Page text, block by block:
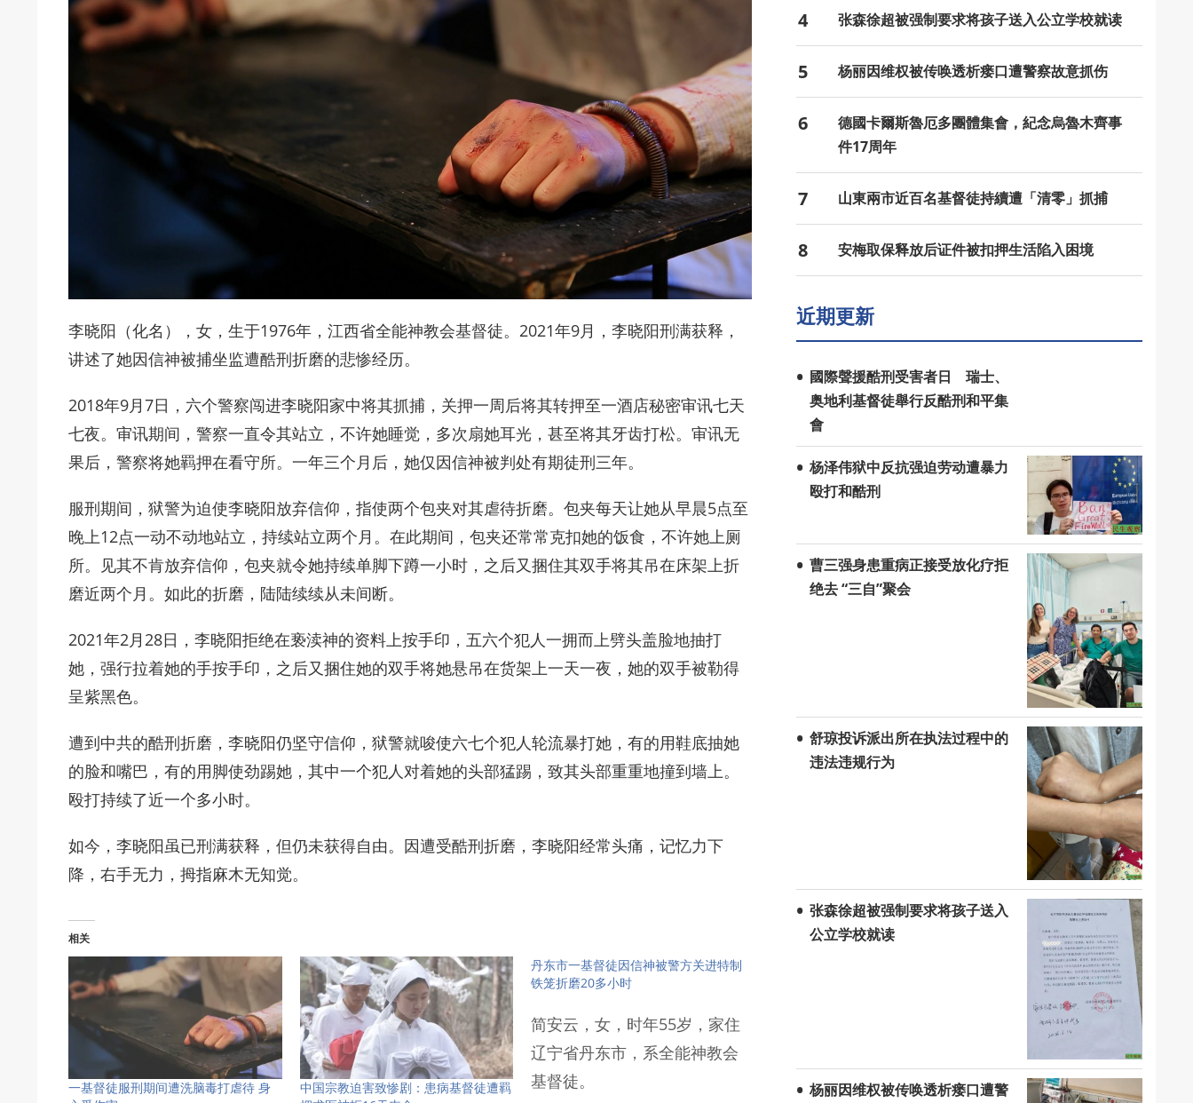
李晓阳（化名），女，生于1976年，江西省全能神教会基督徒。2021年9月，李晓阳刑满获释，
讲述了她因信神被捕坐监遭酷刑折磨的悲惨经历。
2018年9月7日，六个警察闯进李晓阳家中将其抓捕，关押一周后将其转押至一酒店秘密审讯七天
七夜。审讯期间，警察一直令其站立，不许她睡觉，多次扇她耳光，甚至将其牙齿打松。审讯无
果后，警察将她羁押在看守所。一年三个月后，她仅因信神被判处有期徒刑三年。
服刑期间，狱警为迫使李晓阳放弃信仰，指使两个包夹对其虐待折磨。包夹每天让她从早晨5点至
晚上12点一动不动地站立，持续站立两个月。在此期间，包夹还常常克扣她的饭食，不许她上厕
所。见其不肯放弃信仰，包夹就令她持续单脚下蹲一小时，之后又捆住其双手将其吊在床架上折
磨近两个月。如此的折磨，陆陆续续从未间断。
2021年2月28日，李晓阳拒绝在亵渎神的资料上按手印，五六个犯人一拥而上劈头盖脸地抽打
她，强行拉着她的手按手印，之后又捆住她的双手将她悬吊在货架上一天一夜，她的双手被勒得
呈紫黑色。
遭到中共的酷刑折磨，李晓阳仍坚守信仰，狱警就唆使六七个犯人轮流暴打她，有的用鞋底抽她
的脸和嘴巴，有的用脚使劲踢她，其中一个犯人对着她的头部猛踢，致其头部重重地撞到墙上。
殴打持续了近一个多小时。
如今，李晓阳虽已刑满获释，但仍未获得自由。因遭受酷刑折磨，李晓阳经常头痛，记忆力下
降，右手无力，拇指麻木无知觉。
相关
一基督徒服刑期间遭洗脑毒打虐待 身
中国宗教迫害致惨剧：患病基督徒遭羁
丹东市一基督徒因信神被警方关进特制
铁笼折磨20多小时
简安云，女，时年55岁，家住
辽宁省丹东市，系全能神教会
基督徒。
4 张森徐超被强制要求将孩子送入公立学校就读
5 杨丽因维权被传唤透析瘘口遭警察故意抓伤
6
德國卡爾斯魯厄多團體集會，紀念烏魯木齊事
件17周年
7 山東兩市近百名基督徒持續遭「清零」抓捕
8 安梅取保释放后证件被扣押生活陷入困境
近期更新
國際聲援酷刑受害者日 瑞士、
奥地利基督徒舉行反酷刑和平集
會
杨泽伟狱中反抗强迫劳动遭暴力
殴打和酷刑
曹三强身患重病正接受放化疗拒
绝去 “三自”聚会
舒琼投诉派出所在执法过程中的
违法违规行为
张森徐超被强制要求将孩子送入
公立学校就读
杨丽因维权被传唤透析瘘口遭警